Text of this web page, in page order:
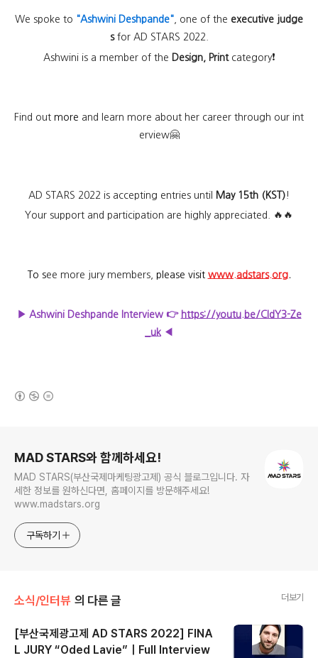
We spoke to "Ashwini Deshpande" , one of the executive judge
sfor AD STARS 2022.
Ashwini is a member of the Design, Printcategory❗
Find out more and learn more about her career through our int
erview🤗
AD STARS 2022 is accepting entries until May 15th (KST) !
Your support and participation are highly appreciated. 🔥🔥
To see more jury members, please visit www.adstars.org.
▶ Ashwini Deshpande Interview 👉 https://youtu.be/CldY3-Ze
_uk ◀
MAD STARS와 함께하세요!
MAD STARS(부산국제마케팅광고제) 공식 블로그입니다. 자
세한 정보를 원하신다면, 홈페이지를 방문해주세요!
www.madstars.org
구독하기
소식/인터뷰 의 다른 글 더보기
[부산국제광고제 AD STARS 2022] FINA
L JURY “Oded Lavie”｜Full Interview